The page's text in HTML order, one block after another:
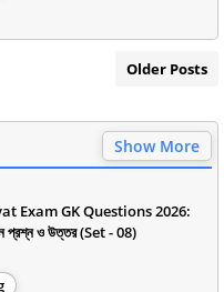
Older Posts
Show More
Exam GK Questions 2026:
প্রশ্ন ও উত্তর (Set - 08)